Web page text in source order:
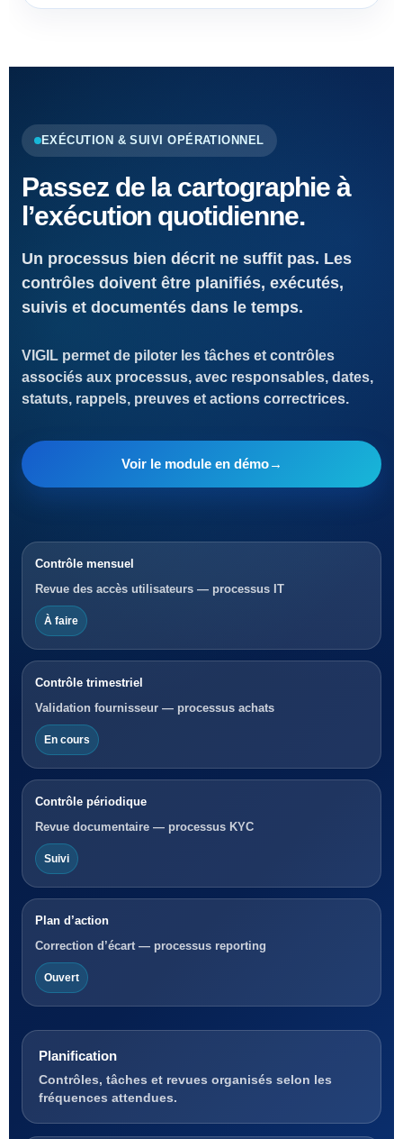
EXÉCUTION & SUIVI OPÉRATIONNEL
Passez de la cartographie à
l’exécution quotidienne.
Un processus bien décrit ne suffit pas. Les
contrôles doivent être planifiés, exécutés,
suivis et documentés dans le temps.
VIGIL permet de piloter les tâches et contrôles
associés aux processus, avec responsables, dates,
statuts, rappels, preuves et actions correctrices.
Voir le module en démo→
Contrôle mensuel
Revue des accès utilisateurs — processus IT
À faire
Contrôle trimestriel
Validation fournisseur — processus achats
En cours
Contrôle périodique
Revue documentaire — processus KYC
Suivi
Plan d’action
Correction d’écart — processus reporting
Ouvert
Planification
Contrôles, tâches et revues organisés selon les
fréquences attendues.